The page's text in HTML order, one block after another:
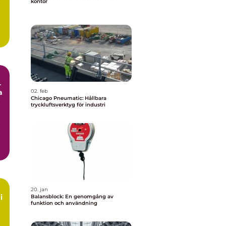
02. feb
Chicago Pneumatic: Hållbara
tryckluftsverktyg för industri
20. jan
Balansblock: En genomgång av
funktion och användning